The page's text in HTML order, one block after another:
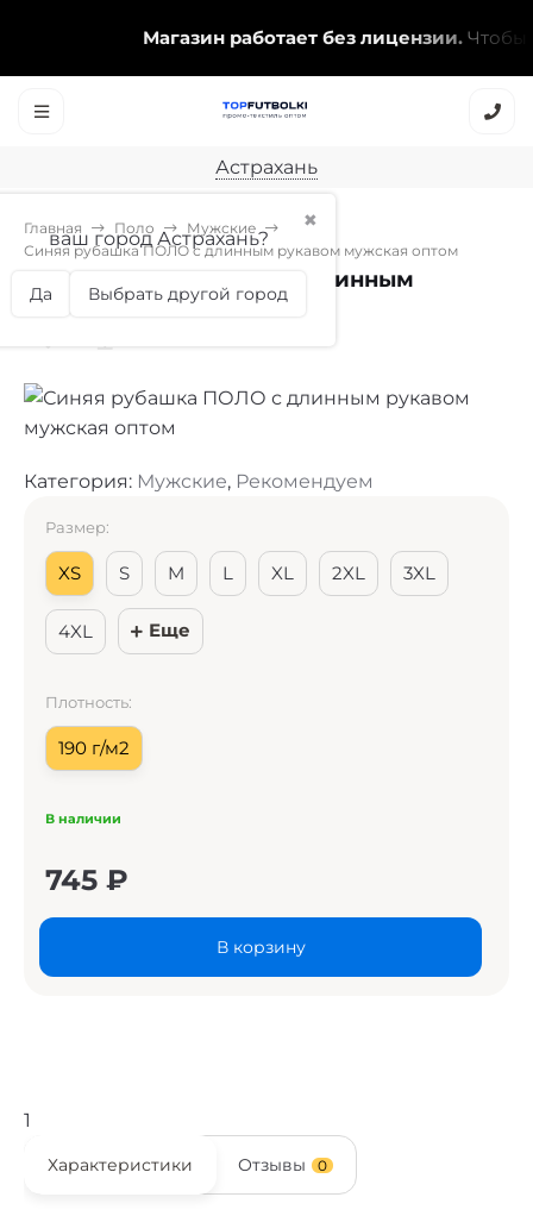
Магазин работает без лицензии.Чтобы
Астрахань
✖
ваш город Астрахань?
Да Выбрать другой город
Главная Поло
Мужские
Синяя рубашка ПОЛО с длинным рукавом мужская оптом
Синяя рубашка ПОЛО с длинным
рукавом мужская оптом
Категория: Мужские, Рекомендуем
Размер:
XS S M L XL 2XL 3XL
4XL Еще
Плотность:
190 г/м2
В наличии
745 ₽
В корзину
1
Характеристики Отзывы 0